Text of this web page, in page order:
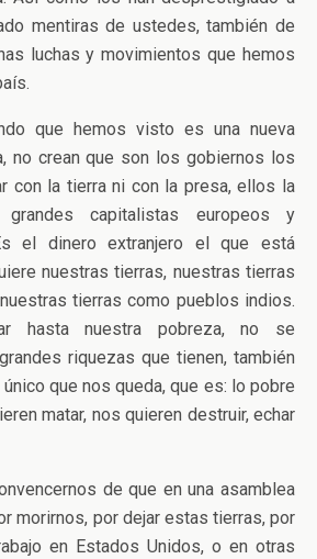
mentiras de ustedes, también de
luchas y movimientos que hemos
que hemos visto es una nueva
no crean que son los gobiernos los
con la tierra ni con la presa, ellos la
capitalistas europeos y
el dinero extranjero el que está
nuestras tierras, nuestras tierras
tierras como pueblos indios.
hasta nuestra pobreza, no se
riquezas que tienen, también
que nos queda, que es: lo pobre
matar, nos quieren destruir, echar
de que en una asamblea
morirnos, por dejar estas tierras, por
en Estados Unidos, o en otras